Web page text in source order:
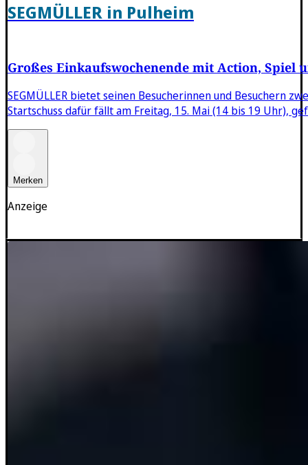
Anzeige
SEGMÜLLER in Pulheim
Großes Einkaufswochenende mit Action, Spiel
SEGMÜLLER bietet seinen Besucherinnen und Besuchern
Startschuss dafür fällt am Freitag, 15. Mai (14 bis 19 Uhr),
Merken